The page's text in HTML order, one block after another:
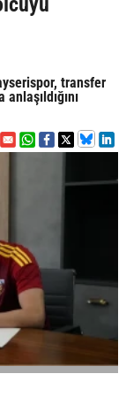
transfer